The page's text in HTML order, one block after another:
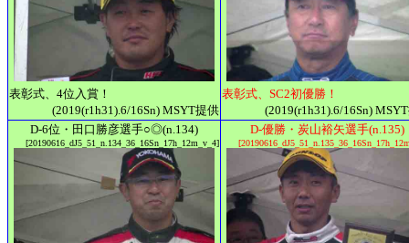
表彰式、4位入賞！
(2019(r1h31).6/16Sn) MSYT提供
表彰式、SC2初優勝！
(2019(r1h31).6/16Sn)
D-6位・田口勝彦選手○◎(n.134)
[20190616_dJ5_51_n.134_36_16Sn_17h_12m_v_4]
D-優勝・炭山裕矢選手(n.135)